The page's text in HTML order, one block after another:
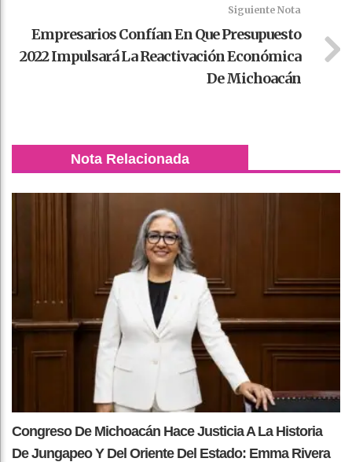
Siguiente Nota
Empresarios Confían En Que Presupuesto
2022 Impulsará La Reactivación Económica
De Michoacán
Nota Relacionada
Congreso De Michoacán Hace Justicia A La Historia
De Jungapeo Y Del Oriente Del Estado: Emma Rivera